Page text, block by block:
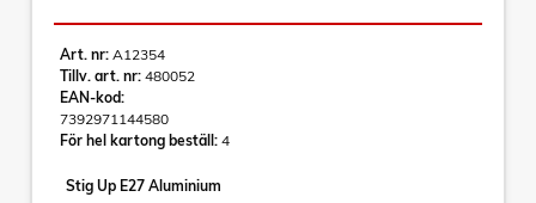
Art. nr: A12354
Tillv. art. nr: 480052
EAN-kod:
7392971144580
För hel kartong beställ: 4
Stig Up E27 Aluminium